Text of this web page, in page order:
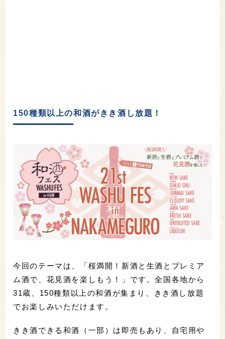
150種類以上の和酒がきき酒し放題！
今回のテーマは、「桜満開！新酒と生酒とプレミア
ム酒で、花見酒を楽しもう！」です。全国各地から
31蔵、150種類以上の和酒が集まり、きき酒し放題
でお楽しみいただけます。
きき酒できる和酒（一部）は即売もあり、自宅用や